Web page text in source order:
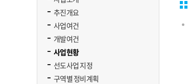
추진개요
사업여건
개발여건
사업현황
선도사업 지정
구역별 정비계획